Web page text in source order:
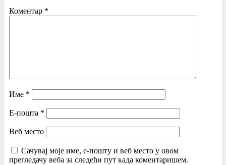
Коментар *
Име *
Е-пошта *
Веб место
Сачувај моје име, е-пошту и веб место у овом
прегледачу веба за следећи пут када коментаришем.